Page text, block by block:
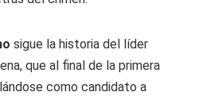
sigue la historia del líder
que al final de la primera
como candidato a